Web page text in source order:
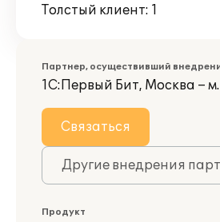
Толстый клиент: 1
Партнер, осуществивший
1С:Первый Бит, Москва –
Связаться
Другие внедрения
Продукт